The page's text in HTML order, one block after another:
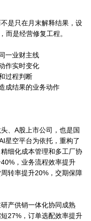
是只在月末解释结果，设
而是经营修复工程。
一业财主线
作实时变化
过程判断
成结果的业务动作
、A股上市公司，也是国
星空平台为依托，重构了
细化成本管理和多工厂协
，业务流程效率提升
转率提升20%，交期保障
产供销一体化协同成熟
27%，订单选配效率提升